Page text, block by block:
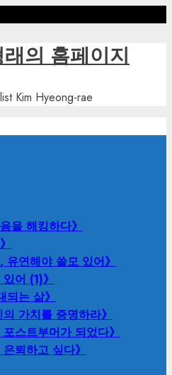
의 홈페이지
Kim Hyeong-rae
을 해킹하다》
유연해야 쓸모 있어》
어 (1)》
되는 삶》
가치를 증명하라》
스트부머가 되었다》
퇴하고 싶다》